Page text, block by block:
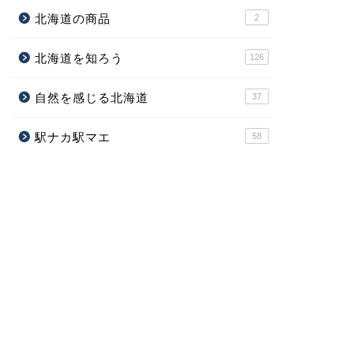
北海道の商品 2
北海道を知ろう 126
自然を感じる北海道 37
駅ナカ駅マエ 58